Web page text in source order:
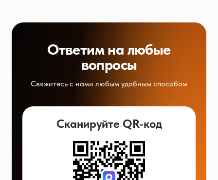
Ответим на любые
вопросы
Свяжитесь с нами любым удобным способом
Сканируйте QR-код